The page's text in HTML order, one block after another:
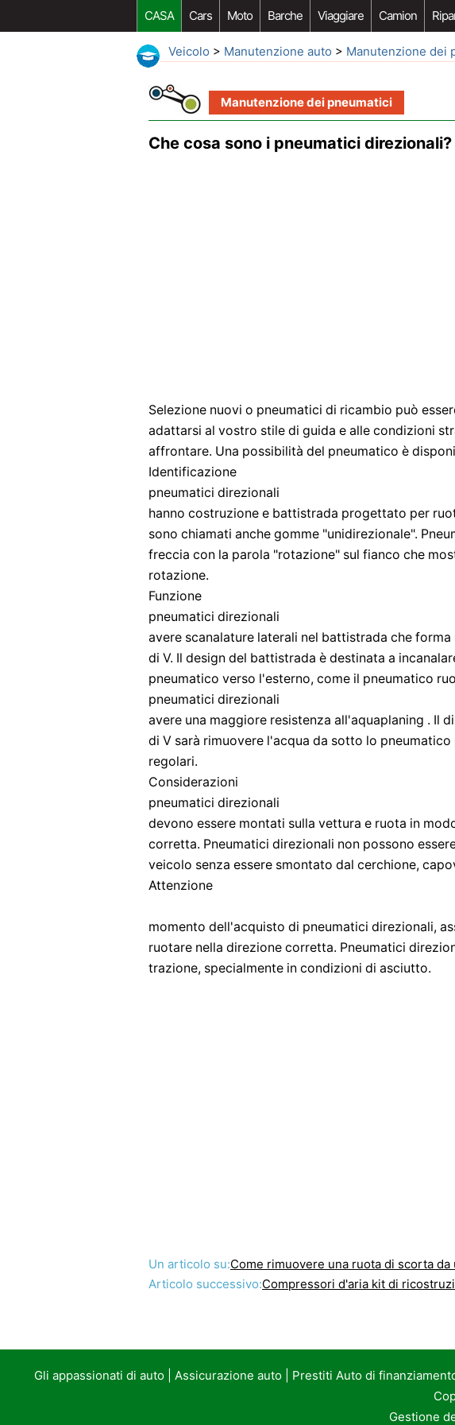
CASA Cars Moto Barche Viaggiare Camion
Veicolo > Manutenzione auto > Manutenzione dei
Manutenzione dei pneumatici
Che cosa sono i pneumatici direzionali?
Selezione nuovi o pneumatici di ricambio può
adattarsi al vostro stile di guida e alle condizioni
affrontare. Una possibilità del pneumatico è
Identificazione
pneumatici direzionali
​​hanno costruzione e battistrada progettato per
sono chiamati anche gomme "unidirezionale".
freccia con la parola "rotazione" sul fianco che
rotazione.
Funzione
pneumatici direzionali
​​avere scanalature laterali nel battistrada che
di V. Il design del battistrada è destinata a
pneumatico verso l'esterno, come il pneumatico
pneumatici direzionali
​​avere una maggiore resistenza all'aquaplaning . Il
di V sarà rimuovere l'acqua da sotto lo
regolari.
Considerazioni
pneumatici direzionali
​​devono essere montati sulla vettura e ruota in
corretta. Pneumatici direzionali non possono
veicolo senza essere smontato dal cerchione,
Attenzione
momento dell'acquisto di pneumatici direzionali,
ruotare nella direzione corretta. Pneumatici
trazione, specialmente in condizioni di asciutto.
Un articolo su:Come rimuovere una ruota di scorta da
Articolo successivo:Compressori d'aria kit di
Gli appassionati di auto| Assicurazione auto| Prestiti Auto di
Gestione